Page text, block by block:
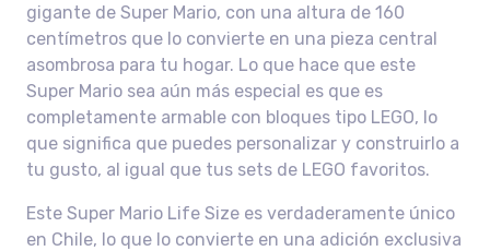
gigante de Super Mario, con una altura de 160
centímetros que lo convierte en una pieza central
asombrosa para tu hogar. Lo que hace que este
Super Mario sea aún más especial es que es
completamente armable con bloques tipo LEGO, lo
que significa que puedes personalizar y construirlo a
tu gusto, al igual que tus sets de LEGO favoritos.
Este Super Mario Life Size es verdaderamente único
en Chile, lo que lo convierte en una adición exclusiva